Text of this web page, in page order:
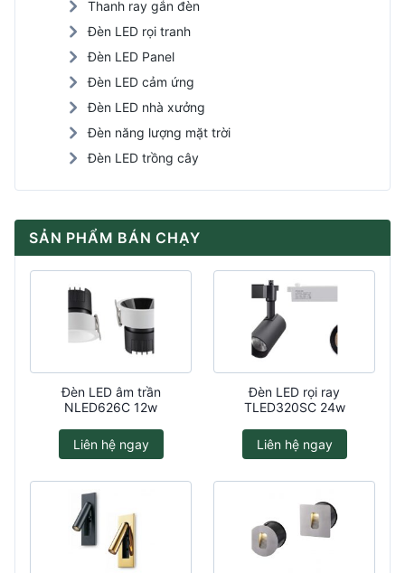
Thanh ray gắn đèn
Đèn LED rọi tranh
Đèn LED Panel
Đèn LED cảm ứng
Đèn LED nhà xưởng
Đèn năng lượng mặt trời
Đèn LED trồng cây
SẢN PHẨM BÁN CHẠY
Đèn LED âm trần
NLED626C 12w
Liên hệ ngay
Đèn LED rọi ray
TLED320SC 24w
Liên hệ ngay